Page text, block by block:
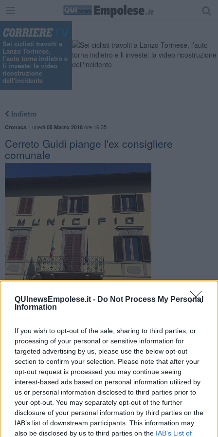
QUInewsEmpolese.it - Do Not Process My Personal
Information
If you wish to opt-out of the sale, sharing to third parties, or
processing of your personal or sensitive information for
targeted advertising by us, please use the below opt-out
section to confirm your selection. Please note that after your
opt-out request is processed you may continue seeing
interest-based ads based on personal information utilized by
us or personal information disclosed to third parties prior to
your opt-out. You may separately opt-out of the further
disclosure of your personal information by third parties on the
IAB’s list of downstream participants. This information may
also be disclosed by us to third parties on the IAB’s List of
Sei ciclisti travolti a
Lanzo Torinese,
l’auto torna indietro e
li investe: la video
ricostruzione
dell'incidente
Indietro
Cronaca Lunedì 05 Marzo 2018ore 16:35
Cerreto Guidi piange l'ex consigliere
comunale
Lutto in paese per la scomparsa di un noto imprenditore e
presidente della Pro Loco. Il cordoglio dell'amministrazione
municipale
CERRETO GUIDI — Lutto in paese per la scomparsa diMario
Rossetti, prima impiegato al Comune e poi imprenditore, è stato
anche consigliere comunale e presidente della Pro Loco, oltre che
animatore di numerose iniziative per il paese.
Il cordoglio dell'amministrazione comunale: “Ne abbiamo
apprezzato per tanti anni - scrive il sindacoSimona Rossetti